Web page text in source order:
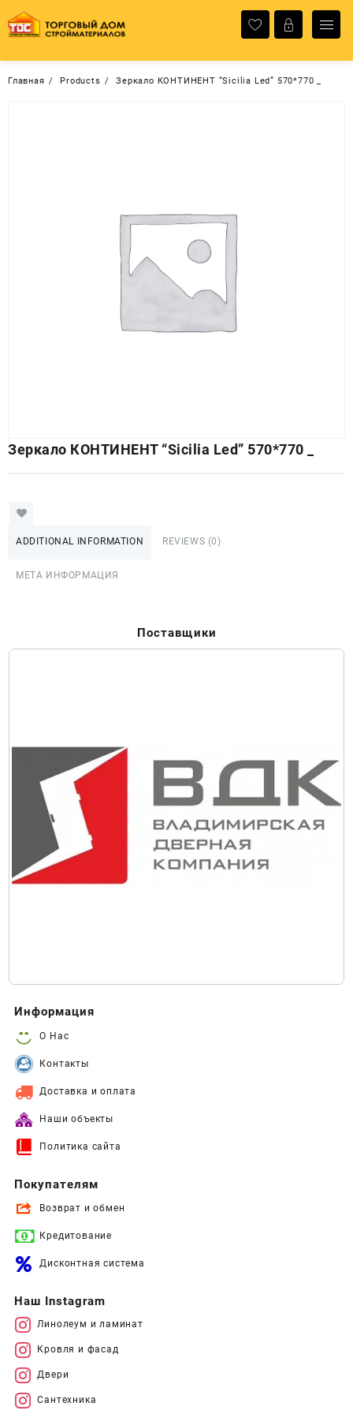
содержимому
Главная Products Зеркало КОНТИНЕНТ “Sicilia Led” 570*770 _
Зеркало КОНТИНЕНТ “Sicilia Led” 570*770 _
ADDITIONAL INFORMATION REVIEWS (0)
МЕТА ИНФОРМАЦИЯ
Поставщики
Информация
О Нас
Контакты
Доставка и оплата
Наши объекты
Политика сайта
Покупателям
Возврат и обмен
Кредитование
Дисконтная система
Наш Instagram
Линолеум и ламинат
Кровля и фасад
Двери
Сантехника